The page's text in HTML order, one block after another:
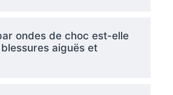
ondes de choc est-elle
aiguës et